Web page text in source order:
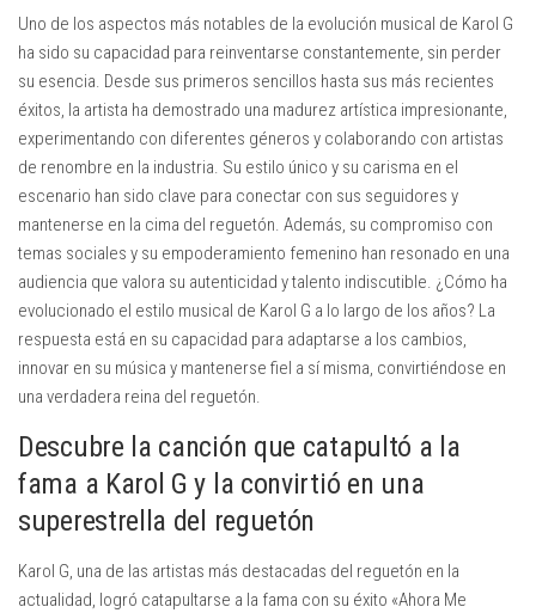
Uno de los aspectos más notables de la evolución musical de Karol G
ha sido su capacidad para reinventarse constantemente, sin perder
su esencia. Desde sus primeros sencillos hasta sus más recientes
éxitos, la artista ha demostrado una madurez artística impresionante,
experimentando con diferentes géneros y colaborando con artistas
de renombre en la industria. Su estilo único y su carisma en el
escenario han sido clave para conectar con sus seguidores y
mantenerse en la cima del reguetón. Además, su compromiso con
temas sociales y su empoderamiento femenino han resonado en una
audiencia que valora su autenticidad y talento indiscutible. ¿Cómo ha
evolucionado el estilo musical de Karol G a lo largo de los años? La
respuesta está en su capacidad para adaptarse a los cambios,
innovar en su música y mantenerse fiel a sí misma, convirtiéndose en
una verdadera reina del reguetón.
Descubre la canción que catapultó a la
fama a Karol G y la convirtió en una
superestrella del reguetón
Karol G, una de las artistas más destacadas del reguetón en la
actualidad, logró catapultarse a la fama con su éxito «Ahora Me